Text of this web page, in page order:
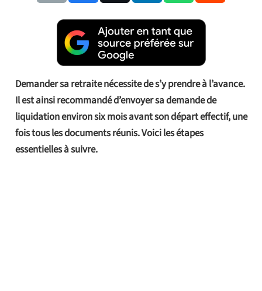
Demander sa retraite nécessite de s’y prendre à l’avance.
Il est ainsi recommandé d’envoyer sa demande de
liquidation environ six mois avant son départ effectif, une
fois tous les documents réunis. Voici les étapes
essentielles à suivre.